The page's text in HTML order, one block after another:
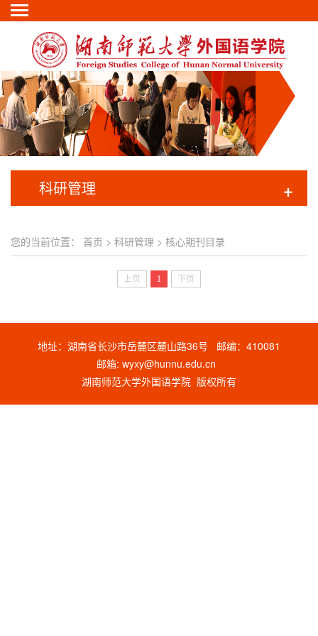
科研管理 +
您的当前位置： 首页 > 科研管理 > 核心期刊目录
上页 1 下页
地址：湖南省长沙市岳麓区麓山路36号 邮编：410081
邮箱: wyxy@hunnu.edu.cn
湖南师范大学外国语学院 版权所有